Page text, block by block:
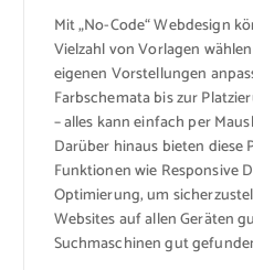
Mit „No-Code“ Webdesign
Vielzahl von Vorlagen
eigenen Vorstellungen
Farbschemata bis zur
– alles kann einfach per
Darüber hinaus bieten
Funktionen wie Responsive
Optimierung, um
Websites auf allen Geräten
Suchmaschinen gut